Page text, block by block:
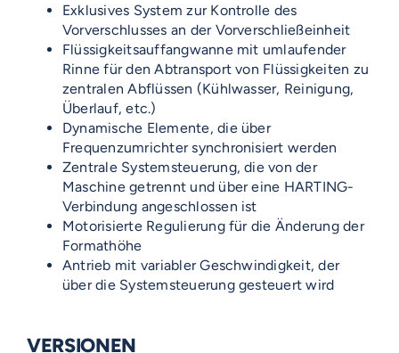
Exklusives System zur Kontrolle des
Vorverschlusses an der Vorverschließeinheit
Flüssigkeitsauffangwanne mit umlaufender
Rinne für den Abtransport von Flüssigkeiten zu
zentralen Abflüssen (Kühlwasser, Reinigung,
Überlauf, etc.)
Dynamische Elemente, die über
Frequenzumrichter synchronisiert werden
Zentrale Systemsteuerung, die von der
Maschine getrennt und über eine HARTING-
Verbindung angeschlossen ist
Motorisierte Regulierung für die Änderung der
Formathöhe
Antrieb mit variabler Geschwindigkeit, der
über die Systemsteuerung gesteuert wird
VERSIONEN